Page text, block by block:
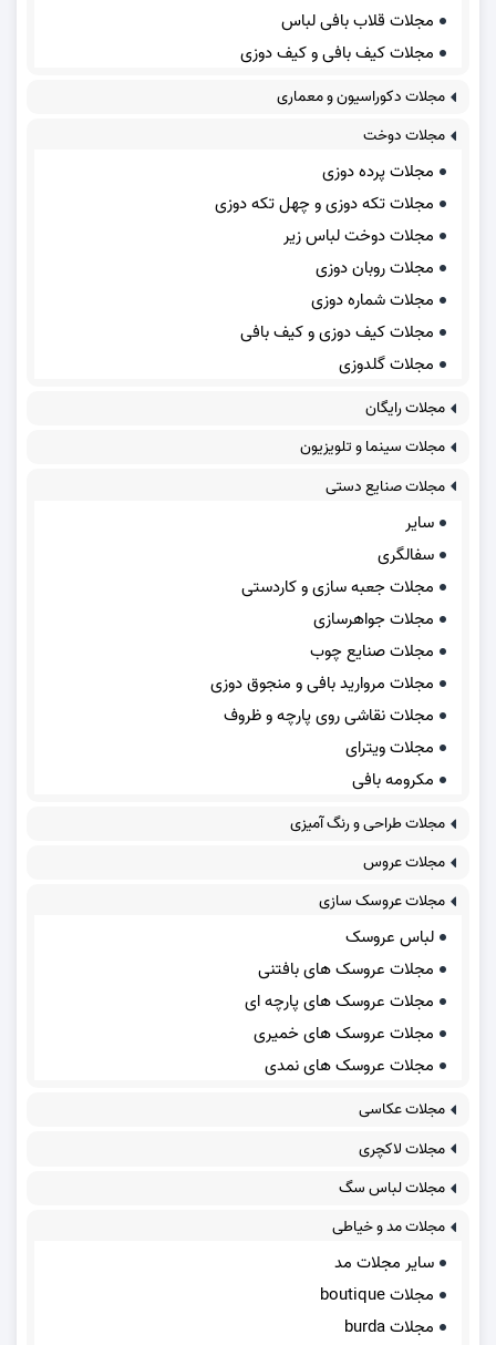
مجلات قلاب بافی لباس
مجلات کیف بافی و کیف دوزی
مجلات دکوراسیون و معماری
مجلات دوخت
مجلات پرده دوزی
مجلات تکه دوزی و چهل تکه دوزی
مجلات دوخت لباس زیر
مجلات روبان دوزی
مجلات شماره دوزی
مجلات کیف دوزی و کیف بافی
مجلات گلدوزی
مجلات رایگان
مجلات سینما و تلویزیون
مجلات صنایع دستی
سایر
سفالگری
مجلات جعبه سازی و کاردستی
مجلات جواهرسازی
مجلات صنایع چوب
مجلات مروارید بافی و منجوق دوزی
مجلات نقاشی روی پارچه و ظروف
مجلات ویترای
مکرومه بافی
مجلات طراحی و رنگ آمیزی
مجلات عروس
مجلات عروسک سازی
لباس عروسک
مجلات عروسک های بافتنی
مجلات عروسک های پارچه ای
مجلات عروسک های خمیری
مجلات عروسک های نمدی
مجلات عکاسی
مجلات لاکچری
مجلات لباس سگ
مجلات مد و خیاطی
سایر مجلات مد
مجلات boutique
مجلات burda